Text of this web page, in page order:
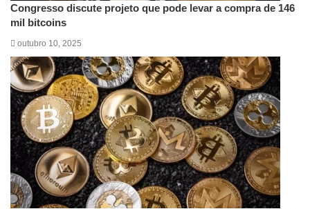
Congresso discute projeto que pode levar a compra de 146
mil bitcoins
outubro 10, 2025